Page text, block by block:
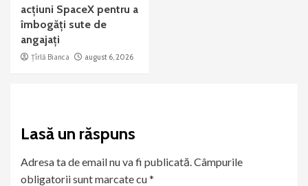
acțiuni SpaceX pentru a
îmbogăți sute de
angajați
Țîrlă Bianca august 6, 2026
Lasă un răspuns
Adresa ta de email nu va fi publicată.Câmpurile
obligatorii sunt marcate cu*